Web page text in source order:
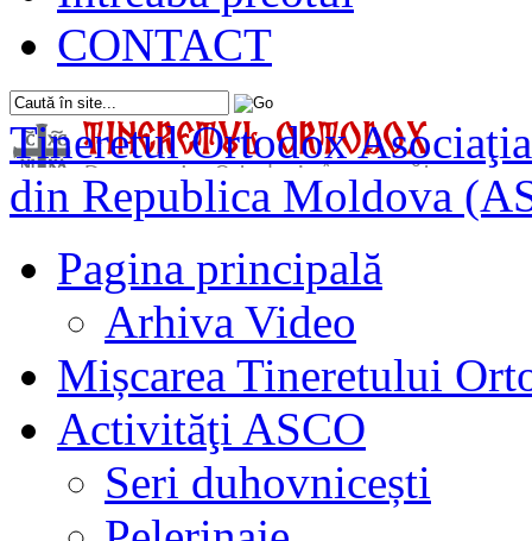
CONTACT
Tineretul Ortodox
din Republica Moldova
Pagina principală
Arhiva Video
Mișcarea Tineretului
Activităţi ASCO
Seri duhovnicești